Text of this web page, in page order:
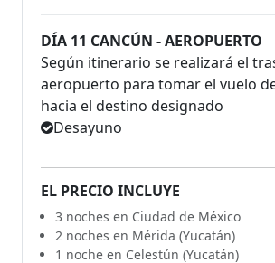
DÍA 11 CANCÚN - AEROPUERTO
Según itinerario se realizará el
aeropuerto para tomar el vuelo
hacia el destino designado
Desayuno
EL PRECIO INCLUYE
3 noches en Ciudad de México
2 noches en Mérida (Yucatán)
1 noche en Celestún (Yucatán)